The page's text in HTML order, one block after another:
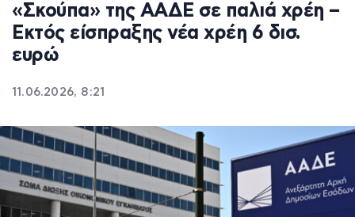
«Σκούπα» της ΑΑΔΕ σε παλιά χρέη –
Εκτός είσπραξης νέα χρέη 6 δισ.
ευρώ
11.06.2026, 8:21